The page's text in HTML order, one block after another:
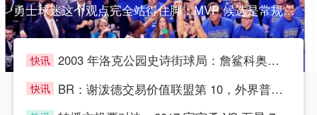
勇士球迷这个观点完全站得住脚：MVP 候选是常规赛个人荣誉，勇士球迷这个观点完全站得住脚：MVP 候选是常规赛个人荣誉，
快讯
2003 年洛克公园史诗街球局：詹鲨科奥多姆 VS 姚艾瓜小
快讯
BR：谢泼德交易价值联盟第 10，外界普遍认为他没得到乌度卡